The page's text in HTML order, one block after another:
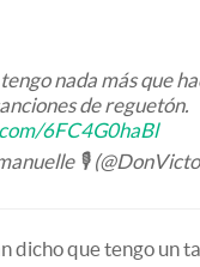
nada más que
de reguetón.
6FC4G0haBl
🎙
dicho que tengo un